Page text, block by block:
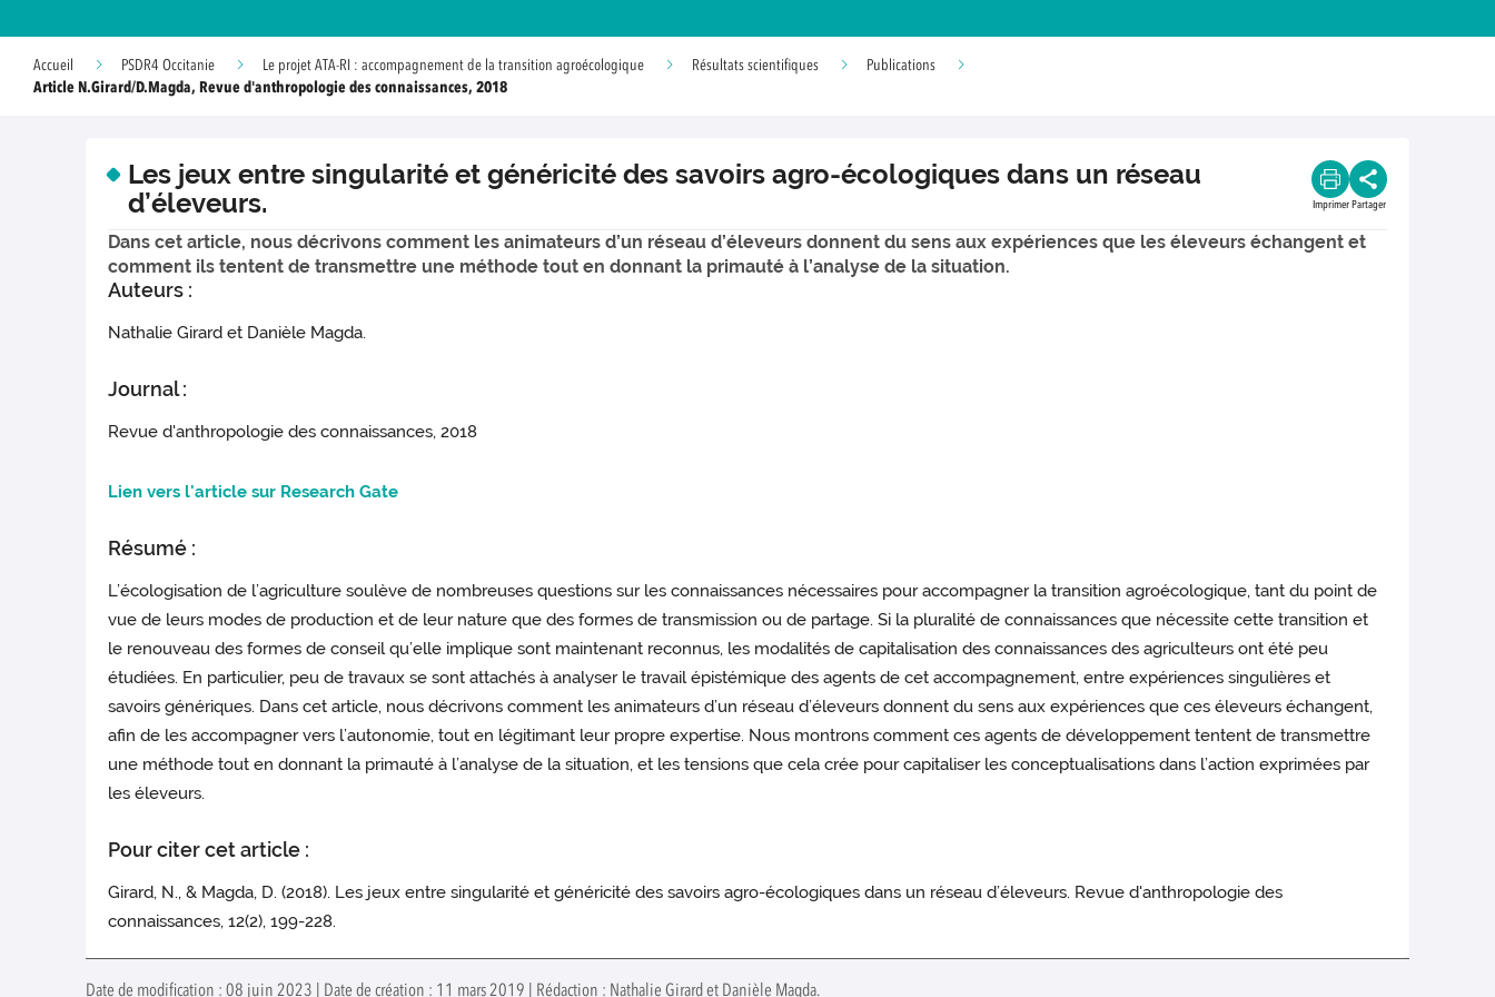
Accueil PSDR4 Occitanie Le projet ATA-RI : accompagnement de la transition agroécologique Résultats scientifiques
Publications
Article N.Girard/D.Magda, Revue d'anthropologie des connaissances, 2018
Les jeux entre singularité et généricité des savoirs agro-écologiques dans un réseau
d’éleveurs.
Imprimer Partager
Dans cet article, nous décrivons comment les animateurs d’un réseau d’éleveurs donnent du sens aux expériences que les éleveurs échangent et
comment ils tentent de transmettre une méthode tout en donnant la primauté à l’analyse de la situation.
Auteurs :
Nathalie Girard et Danièle Magda.
Journal :
Revue d'anthropologie des connaissances, 2018
Lien vers l'article sur Research Gate
Résumé :
L’écologisation de l’agriculture soulève de nombreuses questions sur les connaissances nécessaires pour accompagner la transition agroécologique, tant du point de
vue de leurs modes de production et de leur nature que des formes de transmission ou de partage. Si la pluralité de connaissances que nécessite cette transition et
le renouveau des formes de conseil qu’elle implique sont maintenant reconnus, les modalités de capitalisation des connaissances des agriculteurs ont été peu
étudiées. En particulier, peu de travaux se sont attachés à analyser le travail épistémique des agents de cet accompagnement, entre expériences singulières et
savoirs génériques. Dans cet article, nous décrivons comment les animateurs d’un réseau d’éleveurs donnent du sens aux expériences que ces éleveurs échangent,
afin de les accompagner vers l’autonomie, tout en légitimant leur propre expertise. Nous montrons comment ces agents de développement tentent de transmettre
une méthode tout en donnant la primauté à l’analyse de la situation, et les tensions que cela crée pour capitaliser les conceptualisations dans l’action exprimées par
les éleveurs.
Pour citer cet article :
Girard, N., & Magda, D. (2018). Les jeux entre singularité et généricité des savoirs agro-écologiques dans un réseau d’éleveurs. Revue d'anthropologie des
connaissances, 12(2), 199-228.
Date de modification : 08 juin 2023 | Date de création : 11 mars 2019 | Rédaction : Nathalie Girard et Danièle Magda.